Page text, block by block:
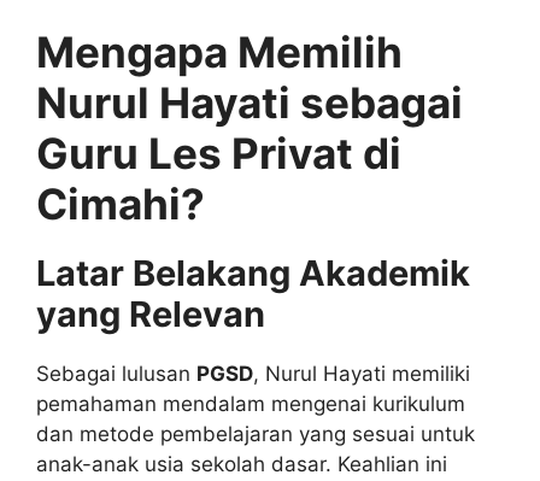
Mengapa Memilih
Nurul Hayati sebagai
Guru Les Privat di
Cimahi?
Latar Belakang Akademik
yang Relevan
Sebagai lulusan PGSD, Nurul Hayati memiliki
pemahaman mendalam mengenai kurikulum
dan metode pembelajaran yang sesuai untuk
anak-anak usia sekolah dasar. Keahlian ini